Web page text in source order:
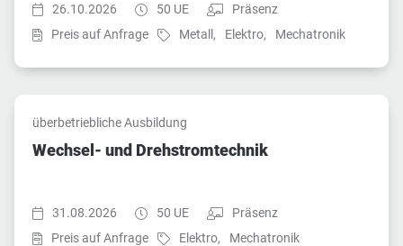
Startzeit:
26.10.2026 Dauer:
50 UE Teilnahmeart:
Präsenz
Preis auf Anfrage
Fach:
Metall, Fach:
Elektro, Fach:
Mechatronik
überbetriebliche Ausbildung
Wechsel- und Drehstromtechnik
Startzeit:
31.08.2026 Dauer:
50 UE Teilnahmeart:
Präsenz
Preis auf Anfrage
Fach:
Elektro, Fach:
Mechatronik